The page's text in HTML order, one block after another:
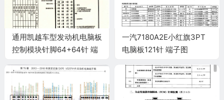
通用凯越车型发动机电脑板
控制模块针脚64+64针 端
一汽7180A2E小红旗3PT
电脑板121针 端子图